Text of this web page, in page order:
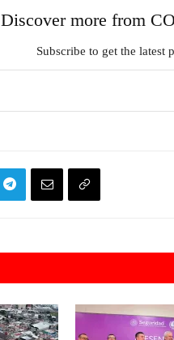
Discover more from
Subscribe to get the latest